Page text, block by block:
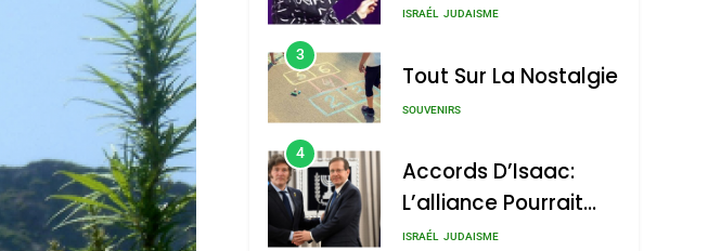
Nouvelle Chanson De
ISRAÉL JUDAISME
3
Tout Sur La Nostalgie
SOUVENIRS
4
Accords D’Isaac:
L’alliance Pourrait
S’étendre À 13 Pays
ISRAÉL JUDAISME